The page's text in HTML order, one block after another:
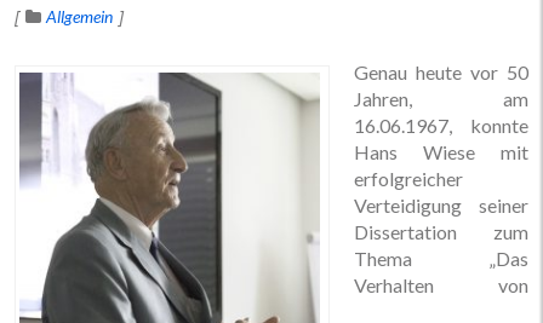
Allgemein
Genau heute vor 50
Jahren, am
16.06.1967, konnte
Hans Wiese mit
erfolgreicher
Verteidigung seiner
Dissertation zum
Thema „Das
Verhalten von